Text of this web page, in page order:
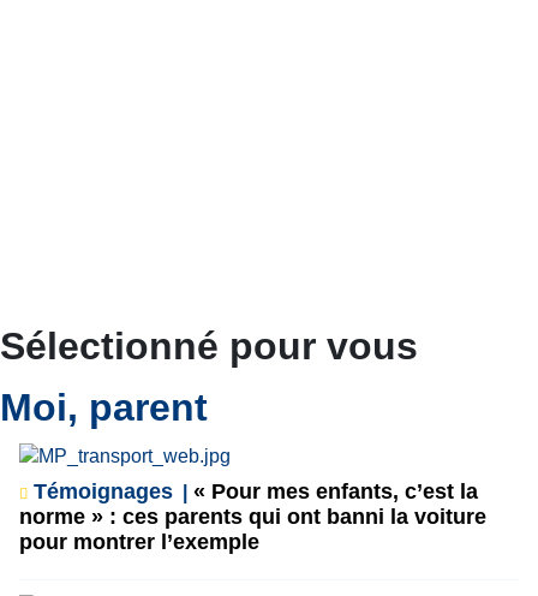
Sélectionné pour vous
Moi, parent
Témoignages
« Pour mes enfants, c’est la
norme » : ces parents qui ont banni la voiture
pour montrer l’exemple